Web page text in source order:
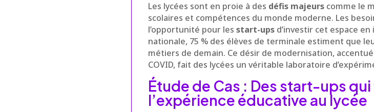
Les lycées sont en proie à des défis majeurs comme le
scolaires et compétences du monde moderne. Les
l’opportunité pour les start-ups d’investir cet espace
nationale, 75 % des élèves de terminale estiment que
métiers de demain. Ce désir de modernisation,
COVID, fait des lycées un véritable laboratoire
Étude de Cas : Des start-ups
l’expérience éducative au lycée